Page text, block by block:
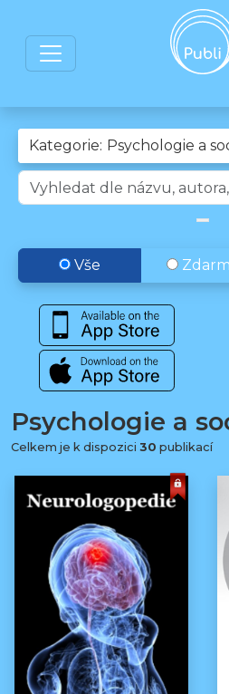
Kategorie:
Vše
Psychologie a
Celkem je k dispozici 30 publikací